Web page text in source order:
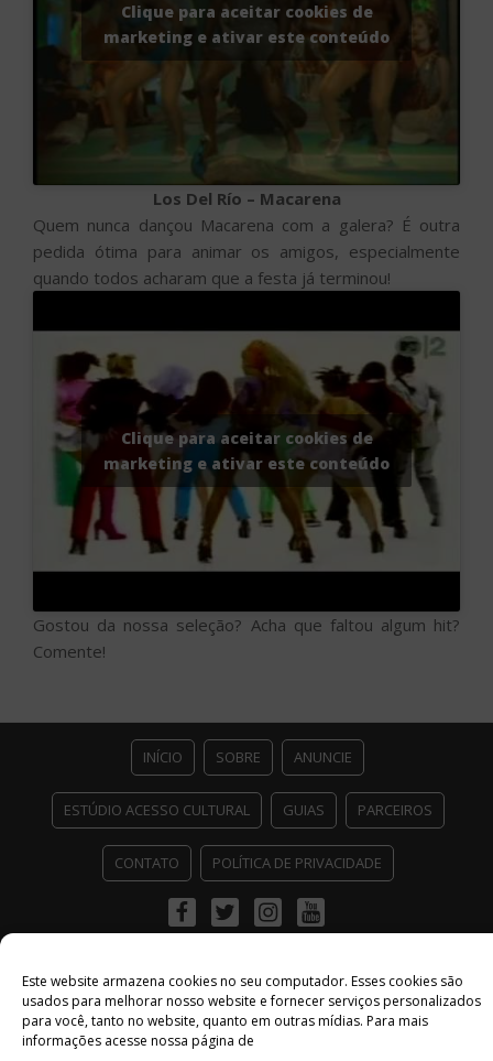
Este website armazena cookies no seu computador. Esses cookies são
usados ​​para melhorar nosso website e fornecer serviços personalizados
para você, tanto no website, quanto em outras mídias. Para mais
informações acesse nossa página de
Clique para aceitar cookies de
marketing e ativar este conteúdo
Los Del Río – Macarena
Quem nunca dançou Macarena com a galera? É outra
pedida ótima para animar os amigos, especialmente
quando todos acharam que a festa já terminou!
Clique para aceitar cookies de
marketing e ativar este conteúdo
Gostou da nossa seleção? Acha que faltou algum hit?
Comente!
INÍCIO SOBRE ANUNCIE
ESTÚDIO ACESSO CULTURAL GUIAS PARCEIROS
CONTATO POLÍTICA DE PRIVACIDADE
FacebookTwitterInstagramYoutube